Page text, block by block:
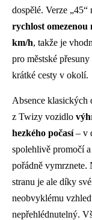
dospělé. Verze „45“
rychlost omezenou
km/h, takže je
pro městské přesuny
krátké cesty v okolí.
Absence klasických
z Twizy vozidlo
hezkého počasí– v
spolehlivě promočí
pořádně vymrznete.
stranu je ale díky
neobvyklému
nepřehlédnutelný.